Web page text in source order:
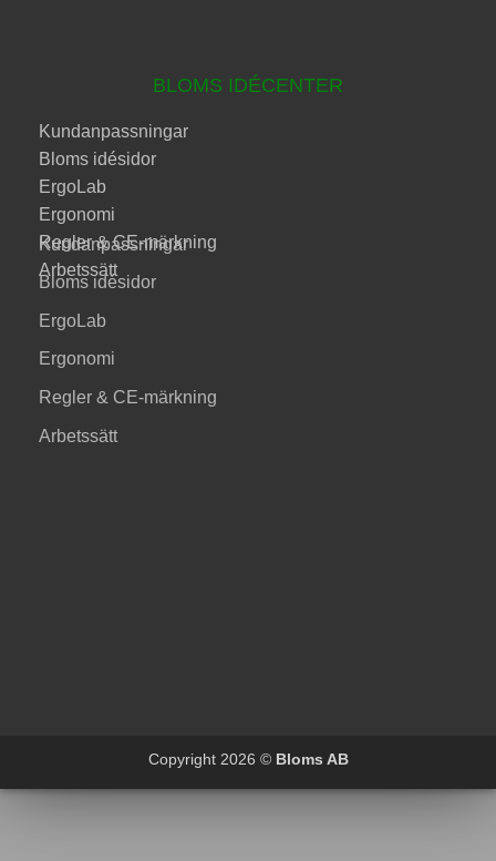
BLOMS IDÉCENTER
Kundanpassningar
Bloms idésidor
ErgoLab
Ergonomi
Regler & CE-märkning
Arbetssätt
Kundanpassningar
Bloms idésidor
ErgoLab
Ergonomi
Regler & CE-märkning
Arbetssätt
Copyright 2026 © Bloms AB